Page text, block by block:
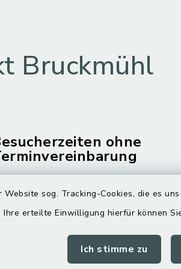
sog. Tracking-Cookies, die es
erteilte Einwilligung hierfür können
Ich stimme zu
Bruckmühl
ohne
zusätzlich: